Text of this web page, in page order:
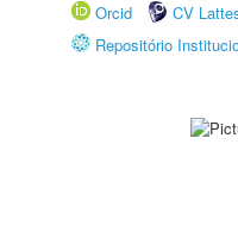
Orcid
CV
Repositório